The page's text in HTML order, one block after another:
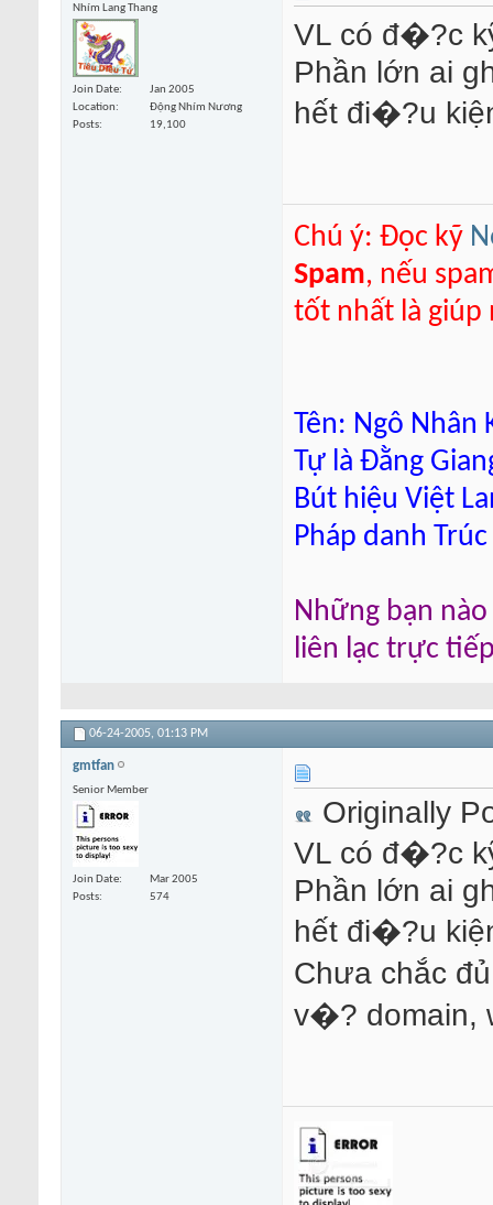
Nhím Lang Thang
Join Date
Jan 2005
Location
Động Nhím Nương
Posts
19,100
VL có đ�?c
Phần lớn ai
hết đi�?u
Chú ý: Đọc kỹ
Spam, nếu
tốt nhất là giúp
Tên: Ngô Nhân
Tự là Đằng
Bút hiệu Việt
Pháp danh
Những bạn
liên lạc trực
06-24-2005, 01:13 PM
gmtfan
Senior Member
Join Date
Mar 2005
Posts
574
Originally
VL có đ�?c
Phần lớn ai
hết đi�?u
Chưa chắc
v�? domain,